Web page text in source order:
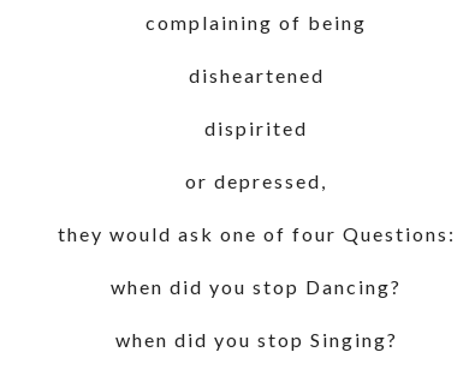
complaining of being
disheartened
dispirited
or depressed,
they would ask one of four Questions:
when did you stop Dancing?
when did you stop Singing?